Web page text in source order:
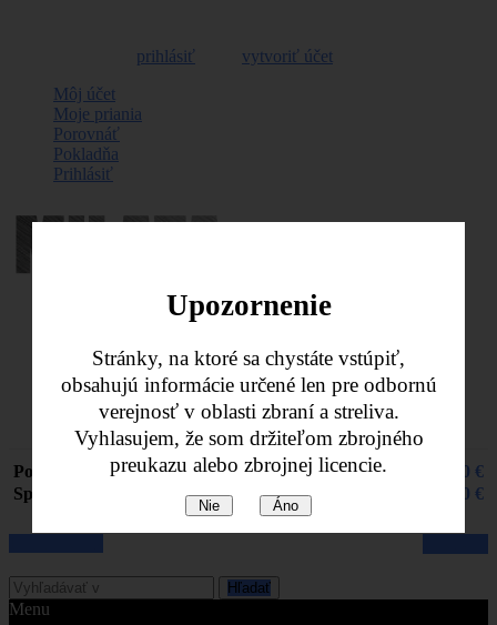
Upozornenie
Stránky, na ktoré sa chystáte vstúpiť,
obsahujú informácie určené len pre odbornú
verejnosť v oblasti zbraní a streliva.
Vyhlasujem, že som držiteľom zbrojného
preukazu alebo zbrojnej licencie.
Nie Áno
prihlásiť
vytvoriť účet
Môj účet
Moje priania
Porovnáť
Pokladňa
Prihlásiť
Naposledy pridané položky
Žiadne produkty
0,00 €
Poštovné
0,00 €
Spolu
Hľadať
Menu